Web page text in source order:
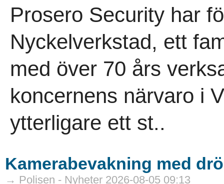
Prosero Security har
Nyckelverkstad, ett
med över 70 års
koncernens närvaro i
ytterligare ett st..
Kamerabevakning med
→ Polisen - Nyheter 2026-08-05 09:13